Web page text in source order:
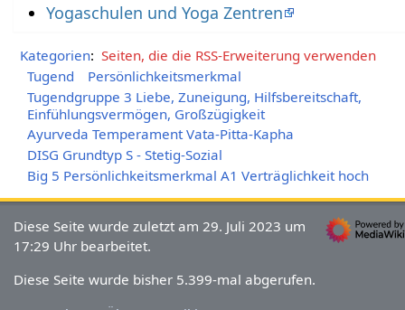
Yogaschulen und Yoga Zentren
Kategorien: Seiten, die die RSS-Erweiterung verwenden
Tugend
Persönlichkeitsmerkmal
Tugendgruppe 3 Liebe, Zuneigung, Hilfsbereitschaft,
Einfühlungsvermögen, Großzügigkeit
Ayurveda Temperament Vata-Pitta-Kapha
DISG Grundtyp S - Stetig-Sozial
Big 5 Persönlichkeitsmerkmal A1 Verträglichkeit hoch
Diese Seite wurde zuletzt am 29. Juli 2023 um
17:29 Uhr bearbeitet.
Diese Seite wurde bisher 5.399-mal abgerufen.